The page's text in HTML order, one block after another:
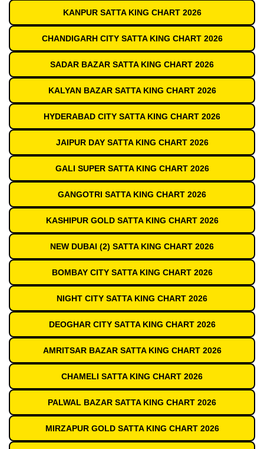
KANPUR SATTA KING CHART 2026
CHANDIGARH CITY SATTA KING CHART 2026
SADAR BAZAR SATTA KING CHART 2026
KALYAN BAZAR SATTA KING CHART 2026
HYDERABAD CITY SATTA KING CHART 2026
JAIPUR DAY SATTA KING CHART 2026
GALI SUPER SATTA KING CHART 2026
GANGOTRI SATTA KING CHART 2026
KASHIPUR GOLD SATTA KING CHART 2026
NEW DUBAI (2) SATTA KING CHART 2026
BOMBAY CITY SATTA KING CHART 2026
NIGHT CITY SATTA KING CHART 2026
DEOGHAR CITY SATTA KING CHART 2026
AMRITSAR BAZAR SATTA KING CHART 2026
CHAMELI SATTA KING CHART 2026
PALWAL BAZAR SATTA KING CHART 2026
MIRZAPUR GOLD SATTA KING CHART 2026